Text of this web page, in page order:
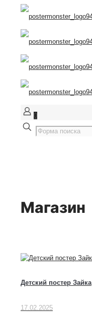
0
Магазин
Детский постер Зайка
17.02.2025